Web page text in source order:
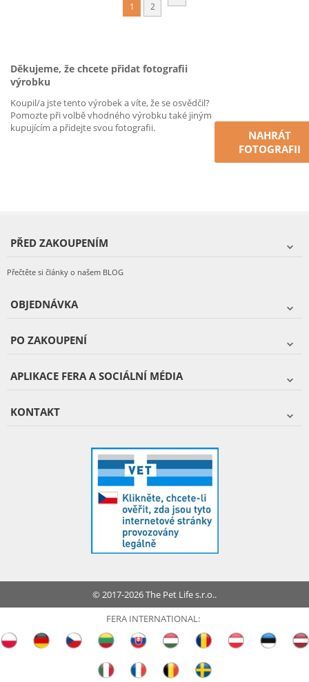
1 2
Děkujeme, že chcete přidat fotografii
výrobku
Koupil/a jste tento výrobek a víte, že se osvědčil?
Pomozte při volbě vhodného výrobku také jiným
kupujícím a přidejte svou fotografii.
NAHRÁT
FOTOGRAFII
PŘED ZAKOUPENÍM
Přečtěte si články o našem BLOG
OBJEDNÁVKA
PO ZAKOUPENÍ
APLIKACE FERA A SOCIÁLNÍ MÉDIA
KONTAKT
© 2017-2026 The Pet Life s.r.o..
FERA INTERNATIONAL: